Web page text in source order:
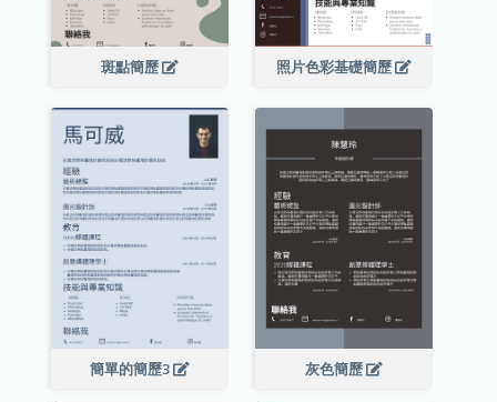
斑點簡歷 照片色彩基礎簡歷
簡單的簡歷3 灰色簡歷